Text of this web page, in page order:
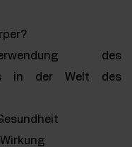
des
in der Welt des